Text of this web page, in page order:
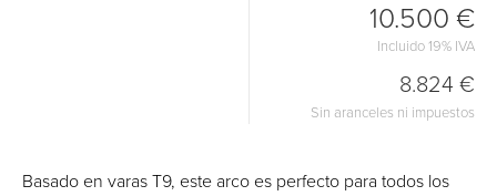
10.500 €
Incluido 19% IVA
8.824 €
Sin aranceles ni impuestos
Basado en varas T9, este arco es perfecto para todos los